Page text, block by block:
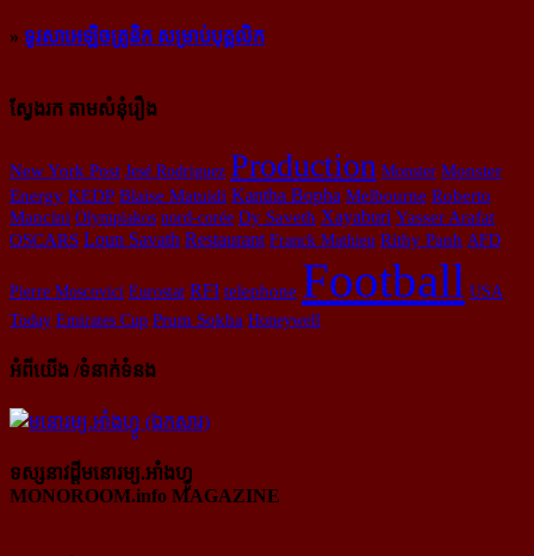
» ទូរសាអេឡិចត្រូនិក សម្រាប់បុគ្គលិក
ស្វែងរក តាមសំនុំរឿង
New York Post Jesé Rodri­guez Production Monster Monster
Energy KEDP Blaise Matuidi Kantha Bopha Melbourne Roberto
Mancini Olympiakos nord-corée Dy Saveth Xayaburi Yasser Arafat
OSCARS Loun Savath Restaurant Franck Mathieu Rithy Panh AFD
Pierre Moscovici Eurostat RFI telephone Football USA
Today Emirates Cup Prum Sokha Honeywell
អំពីយើង /ទំនាក់ទំនង
ទស្សនាវដ្ដីមនោរម្យ.អាំងហ្វូ
MONOROOM.info MAGAZINE